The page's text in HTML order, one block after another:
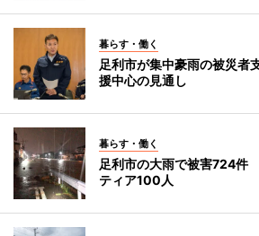
暮らす・働く
足利市が集中豪雨の被災
援中心の見通し
暮らす・働く
足利市の大雨で被害724件
ティア100人